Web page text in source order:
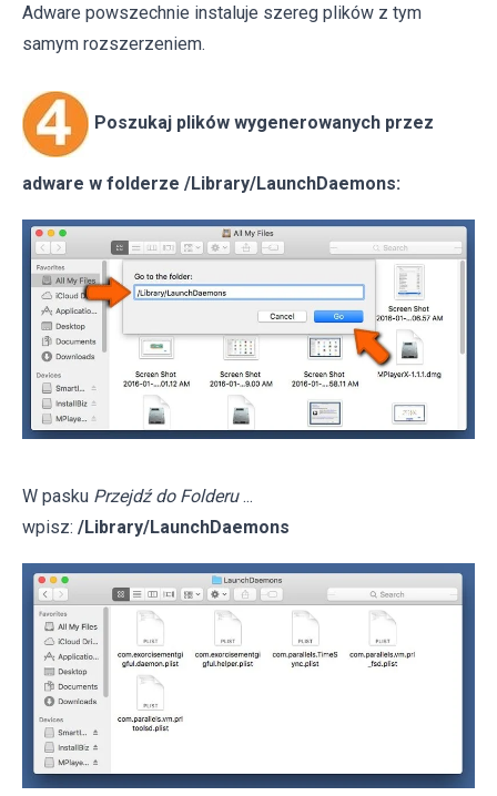
Adware powszechnie instaluje szereg plików z tym
samym rozszerzeniem.
Poszukaj plików wygenerowanych przez
adware w folderze /Library/LaunchDaemons:
W pasku Przejdź do Folderu ...
wpisz: /Library/LaunchDaemons